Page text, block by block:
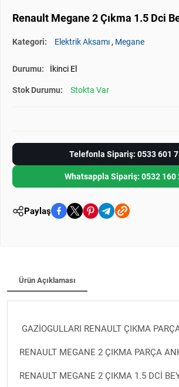
Renault Megane 2 Çıkma 1.5 Dci
Kategori: Elektrik Aksamı, Megane
Durumu: İkinci El
Stok Durumu: Stokta Var
Telefonla Sipariş: 0533 601
Whatsappla Sipariş: 0532 160
Paylaş
Ürün Açıklaması
GAZİOGULLARI RENAULT ÇIKMA
RENAULT MEGANE 2 ÇIKMA PARÇA
RENAULT MEGANE 2 ÇIKMA 1.5 DCİ